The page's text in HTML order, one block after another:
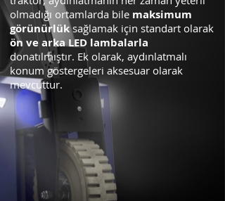
olmadığı ortamlarda bile maksimum
görünürlüksağlamak için standart olarak
ön ve arka LED lambalarla
donatılmıştır. Ek olarak, aydınlatmalı
konum göstergeleri aksesuar olarak
mevcuttur.